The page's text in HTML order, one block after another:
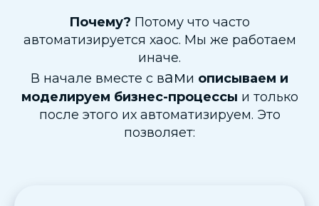
Почему? Потому что часто
автоматизируется хаос. Мы же работаем
иначе.
В начале вместе с вами описываем и
моделируем бизнес-процессы и только
после этого их автоматизируем. Это
позволяет: